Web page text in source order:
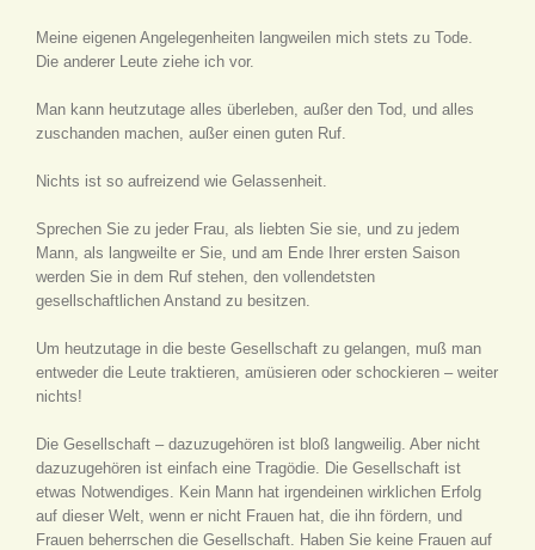
Meine eigenen Angelegenheiten langweilen mich stets zu Tode.
Die anderer Leute ziehe ich vor.
Man kann heutzutage alles überleben, außer den Tod, und alles
zuschanden machen, außer einen guten Ruf.
Nichts ist so aufreizend wie Gelassenheit.
Sprechen Sie zu jeder Frau, als liebten Sie sie, und zu jedem
Mann, als langweilte er Sie, und am Ende Ihrer ersten Saison
werden Sie in dem Ruf stehen, den vollendetsten
gesellschaftlichen Anstand zu besitzen.
Um heutzutage in die beste Gesellschaft zu gelangen, muß man
entweder die Leute traktieren, amüsieren oder schockieren – weiter
nichts!
Die Gesellschaft – dazuzugehören ist bloß langweilig. Aber nicht
dazuzugehören ist einfach eine Tragödie. Die Gesellschaft ist
etwas Notwendiges. Kein Mann hat irgendeinen wirklichen Erfolg
auf dieser Welt, wenn er nicht Frauen hat, die ihn fördern, und
Frauen beherrschen die Gesellschaft. Haben Sie keine Frauen auf